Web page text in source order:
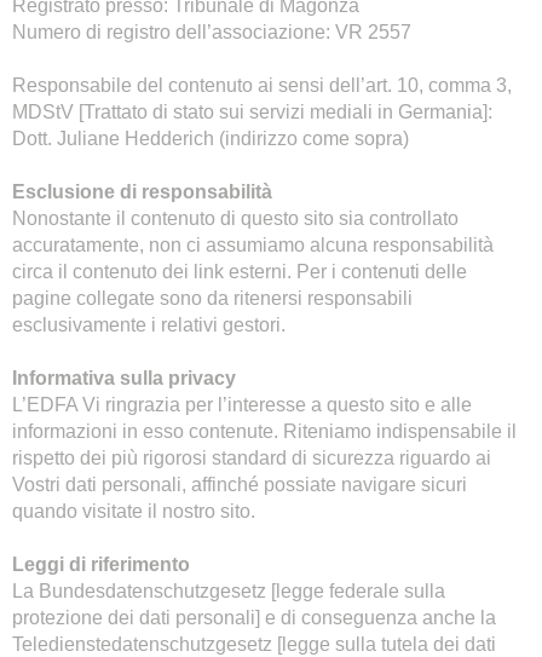
Registrato presso: Tribunale di Magonza
Numero di registro dell’associazione: VR 2557
Responsabile del contenuto ai sensi dell’art. 10, comma 3,
MDStV [Trattato di stato sui servizi mediali in Germania]:
Dott. Juliane Hedderich (indirizzo come sopra)
Esclusione di responsabilità
Nonostante il contenuto di questo sito sia controllato
accuratamente, non ci assumiamo alcuna responsabilità
circa il contenuto dei link esterni. Per i contenuti delle
pagine collegate sono da ritenersi responsabili
esclusivamente i relativi gestori.
Informativa sulla privacy
L’EDFA Vi ringrazia per l’interesse a questo sito e alle
informazioni in esso contenute. Riteniamo indispensabile il
rispetto dei più rigorosi standard di sicurezza riguardo ai
Vostri dati personali, affinché possiate navigare sicuri
quando visitate il nostro sito.
Leggi di riferimento
La Bundesdatenschutzgesetz [legge federale sulla
protezione dei dati personali] e di conseguenza anche la
Teledienstedatenschutzgesetz [legge sulla tutela dei dati